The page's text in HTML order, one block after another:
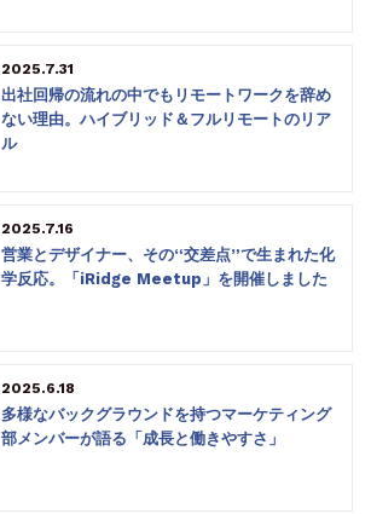
2025.7.31
出社回帰の流れの中でもリモートワークを辞め
ない理由。ハイブリッド＆フルリモートのリア
ル
2025.7.16
営業とデザイナー、その“交差点”で生まれた化
学反応。「iRidge Meetup」を開催しました
2025.6.18
多様なバックグラウンドを持つマーケティング
部メンバーが語る「成長と働きやすさ」